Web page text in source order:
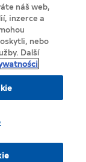
i dodaj nowy wątek
License: CC BY-SA 4.0
náš web,
inzerce a
nebo
Další